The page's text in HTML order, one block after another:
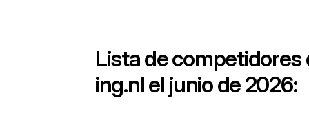
Lista de competidores
ing.nlel junio de 2026: